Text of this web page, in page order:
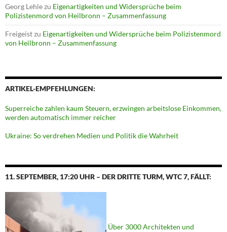
Georg Lehlezu Eigenartigkeiten und Widersprüche beim
Polizistenmord von Heilbronn – Zusammenfassung
Freigeistzu Eigenartigkeiten und Widersprüche beim Polizistenmord
von Heilbronn – Zusammenfassung
ARTIKEL-EMPFEHLUNGEN:
Superreiche zahlen kaum Steuern, erzwingen arbeitslose Einkommen,
werden automatisch immer reicher
Ukraine: So verdrehen Medien und Politik die Wahrheit
11. SEPTEMBER, 17:20 UHR – DER DRITTE TURM, WTC 7, FÄLLT:
Über 3000 Architekten und